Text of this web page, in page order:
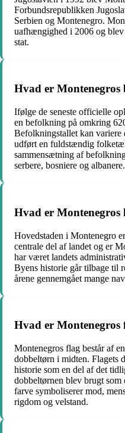
Forbundsrepublikken
Serbien og Montenegro.
uafhængighed i 2006 og
stat.
Hvad er Montenegros
Ifølge de seneste officielle
en befolkning på omkring
Befolkningstallet kan variere
udført en fuldstændig
sammensætning af
serbere, bosniere og albanere.
Hvad er Montenegros
Hovedstaden i Montenegro
centrale del af landet og er
har været landets
Byens historie går tilbage til
årene gennemgået mange
Hvad er Montenegros
Montenegros flag består af
dobbeltørn i midten. Flagets
historie som en del af det
dobbeltørnen blev brugt
farve symboliserer mod,
rigdom og velstand.